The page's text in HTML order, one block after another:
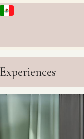
Experiences